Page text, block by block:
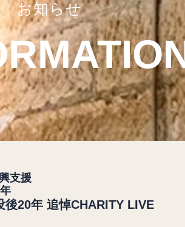
お知らせ
支援
20年 追悼CHARITY LIVE